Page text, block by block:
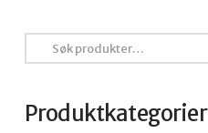
etter:
Produktkategorier